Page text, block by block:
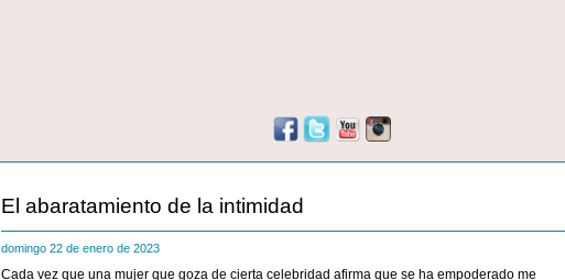
El abaratamiento de la intimidad
domingo 22 de enero de 2023
Cada vez que una mujer que goza de cierta celebridad afirma que se ha empoderado me